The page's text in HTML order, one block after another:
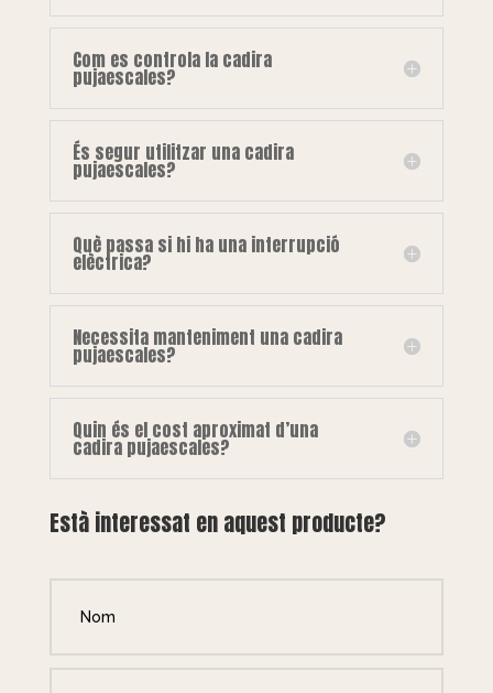
Com es controla la cadira
pujaescales?
És segur utilitzar una cadira
pujaescales?
Què passa si hi ha una interrupció
elèctrica?
Necessita manteniment una cadira
pujaescales?
Quin és el cost aproximat d’una
cadira pujaescales?
Està interessat en aquest producte?